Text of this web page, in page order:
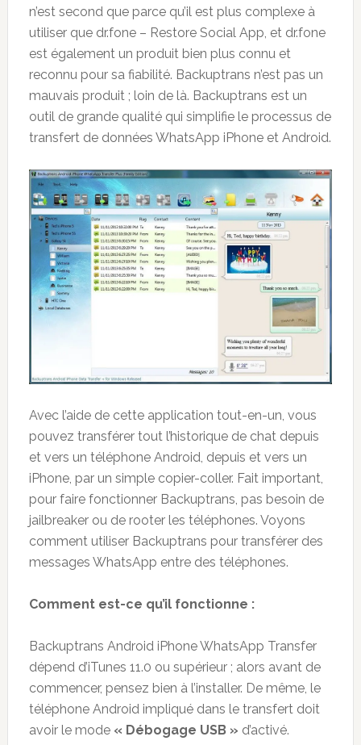
n’est second que parce qu’il est plus complexe à
utiliser que dr.fone – Restore Social App, et dr.fone
est également un produit bien plus connu et
reconnu pour sa fiabilité. Backuptrans n’est pas un
mauvais produit ; loin de là. Backuptrans est un
outil de grande qualité qui simplifie le processus de
transfert de données WhatsApp iPhone et Android.
Avec l’aide de cette application tout-en-un, vous
pouvez transférer tout l’historique de chat depuis
et vers un téléphone Android, depuis et vers un
iPhone, par un simple copier-coller. Fait important,
pour faire fonctionner Backuptrans, pas besoin de
jailbreaker ou de rooter les téléphones. Voyons
comment utiliser Backuptrans pour transférer des
messages WhatsApp entre des téléphones.
Comment est-ce qu’il fonctionne :
Backuptrans Android iPhone WhatsApp Transfer
dépend d’iTunes 11.0 ou supérieur ; alors avant de
commencer, pensez bien à l’installer. De même, le
téléphone Android impliqué dans le transfert doit
avoir le mode « Débogage USB » d’activé.